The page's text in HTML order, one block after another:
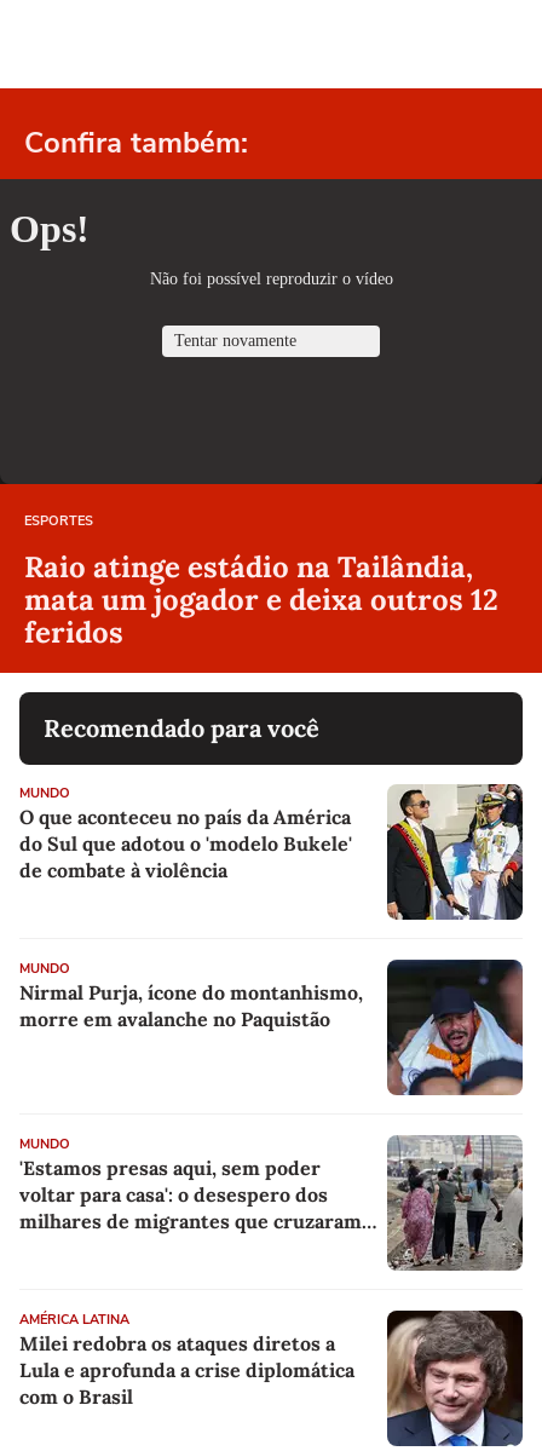
Confira também:
ESPORTES
Raio atinge estádio na Tailândia,
mata um jogador e deixa outros 12
feridos
Recomendado para você
MUNDO
O que aconteceu no país da América
do Sul que adotou o 'modelo Bukele'
de combate à violência
MUNDO
Nirmal Purja, ícone do montanhismo,
morre em avalanche no Paquistão
MUNDO
'Estamos presas aqui, sem poder
voltar para casa': o desespero dos
milhares de migrantes que cruzaram a
AMÉRICA LATINA
Milei redobra os ataques diretos a
Lula e aprofunda a crise diplomática
com o Brasil